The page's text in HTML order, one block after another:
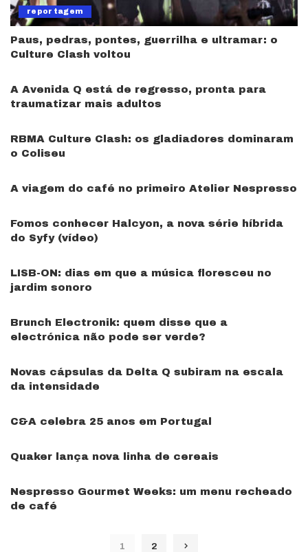
reportagem
Paus, pedras, pontes, guerrilha e ultramar: o
Culture Clash voltou
A Avenida Q está de regresso, pronta para
traumatizar mais adultos
RBMA Culture Clash: os gladiadores dominaram
o Coliseu
A viagem do café no primeiro Atelier Nespresso
Fomos conhecer Halcyon, a nova série híbrida
do Syfy (vídeo)
LISB-ON: dias em que a música floresceu no
jardim sonoro
Brunch Electronik: quem disse que a
electrónica não pode ser verde?
Novas cápsulas da Delta Q subiram na escala
da intensidade
C&A celebra 25 anos em Portugal
Quaker lança nova linha de cereais
Nespresso Gourmet Weeks: um menu recheado
de café
1 2